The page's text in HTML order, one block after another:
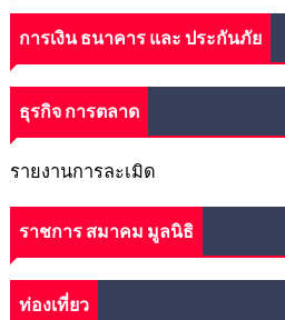
การเงิน ธนาคาร และ ประกันภัย
ธุรกิจ การตลาด
รายงานการละเมิด
ราชการ สมาคม มูลนิธิ
ท่องเที่ยว